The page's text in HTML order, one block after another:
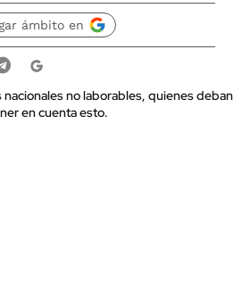
ámbito en
no laborables, quienes deban
en cuenta esto.